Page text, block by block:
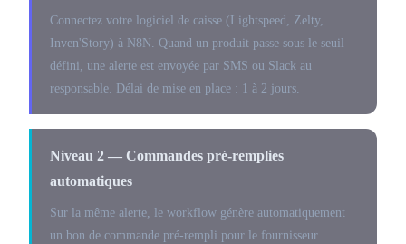
Connectez votre logiciel de caisse (Lightspeed, Zelty,
Inven'Story) à N8N. Quand un produit passe sous le seuil
défini, une alerte est envoyée par SMS ou Slack au
responsable. Délai de mise en place : 1 à 2 jours.
Niveau 2 — Commandes pré-remplies
automatiques
Sur la même alerte, le workflow génère automatiquement
un bon de commande pré-rempli pour le fournisseur